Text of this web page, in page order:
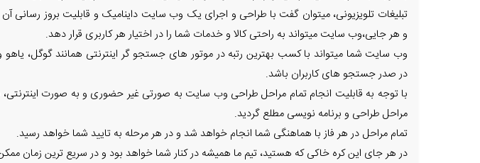
تبلیغات تلویزیونی، میتوان گفت با طراحی و اجرای یک وب سایت داینامیک و قابلیت بروز رسانی
و هر جایی،وب سایت میتواند به راحتی کالا و خدمات شما را در اختیار هر کاربری قرار دهد.
وب سایت شما میتواند با کسب بهترین رتبه در موتور های جستجو گر اینترنتی همانند گوگل،
در صدر جستجو های کاربران باشد.
با توجه به قابلیت انجام تمام مراحل طراحی وب سایت به صورتی غیر حضوری و به صورت
مراحل طراحی و برنامه نویسی مطلع گردید.
تمام مراحل در هر فاز با هماهنگی شما انجام خواهد شد و در هر مرحله به تایید شما خواهد رسید.
در هر جای این کره خاکی که هستید، تیم ما همیشه در کنار شما خواهد بود و در سریع ترین زمان